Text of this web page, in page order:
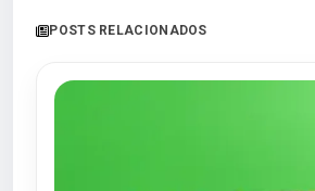
POSTS RELACIONADOS